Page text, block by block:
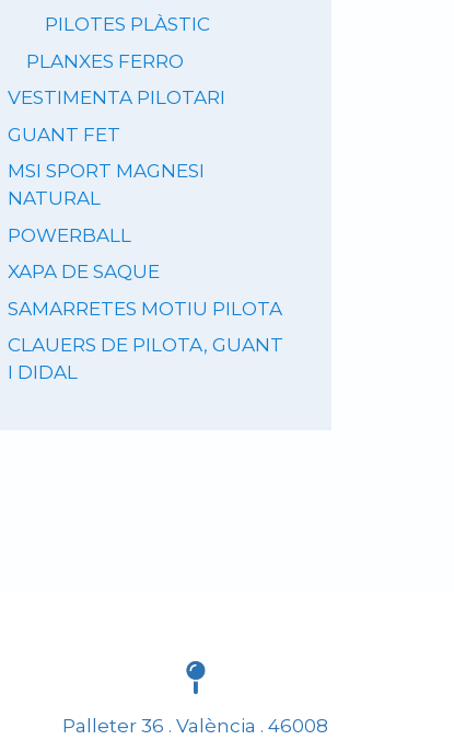
PILOTES PLÀSTIC
PLANXES FERRO
VESTIMENTA PILOTARI
GUANT FET
MSI SPORT MAGNESI
NATURAL
POWERBALL
XAPA DE SAQUE
SAMARRETES MOTIU PILOTA
CLAUERS DE PILOTA, GUANT
I DIDAL
Palleter 36 . València . 46008